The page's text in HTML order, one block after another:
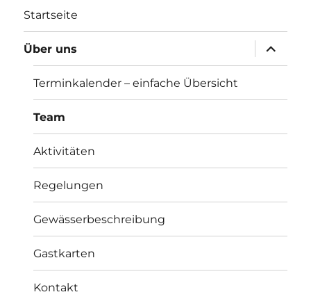
Startseite
Über uns
öffnen
Terminkalender – einfache Übersicht
Team
Aktivitäten
Regelungen
Gewässerbeschreibung
Gastkarten
Kontakt